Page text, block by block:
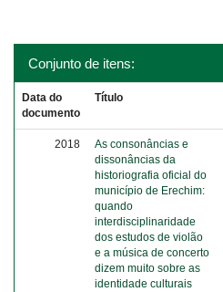
Conjunto de itens:
Data do
documento
Título
2018
As consonâncias e
dissonâncias da
historiografia oficial do
município de Erechim:
quando
interdisciplinaridade
dos estudos de violão
e a música de concerto
dizem muito sobre as
identidade culturais